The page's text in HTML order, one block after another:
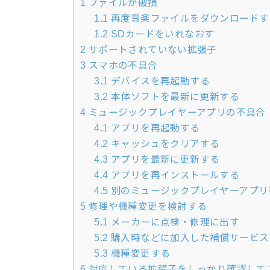
1 ファイルが破損
1.1 再度音楽ファイルをダウンロード
1.2 SDカードをいれなおす
2 サポートされていない拡張子
3 スマホの不具合
3.1 デバイスを再起動する
3.2 本体ソフトを最新に更新する
4 ミュージックプレイヤーアプリの不具合
4.1 アプリを再起動する
4.2 キャッシュをクリアする
4.3 アプリを最新に更新する
4.4 アプリを再インストールする
4.5 別のミュージックプレイヤーアプ
5 修理や機種変更を検討する
5.1 メーカーに点検・修理に出す
5.2 購入時などに加入した補償サービ
5.3 機種変更する